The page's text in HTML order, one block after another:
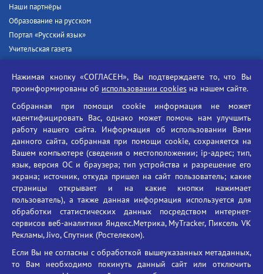
Наши партнёры
Образование на русском
Портал «Русский язык»
Учительская газета
Единый портал государственных услуг
Противодействие угрозам информационной безопасности
Социальные ролики - Генеральная прокуратура РФ
Противодействие коррупции
БГУ против наркотиков
Брянский государственный университет
имени академика И.Г. Петровского
Время работы: пн-пт 09:00-18:00
Телефон: +7(4832)58-90-85
Нажимая кнопку «СОГЛАСЕН», Вы подтверждаете то, что Вы
проинформированы об использовании cookies на нашем сайте.
Собранная при помощи cookie информация не может
идентифицировать Вас, однако может помочь нам улучшить
работу нашего сайта. Информация об использовании Вами
данного сайта, собранная при помощи cookie, сохраняется на
Вашем компьютере (сведения о местоположении; ip-адрес; тип,
язык, версия ОС и браузера; тип устройства и разрешение его
экрана; источник, откуда пришел на сайт пользователь; какие
страницы открывает и на какие кнопки нажимает
пользователь), а также данная информация используется для
обработки статистических данных посредством интернет-
сервисов веб-аналитики Яндекс.Метрика, MyTracker, Пиксель VK
Рекламы, Jivo, Спутник (Ростелеком).
Если Вы не согласны с обработкой вышеуказанных метаданных,
то Вам необходимо покинуть данный сайт или отключить